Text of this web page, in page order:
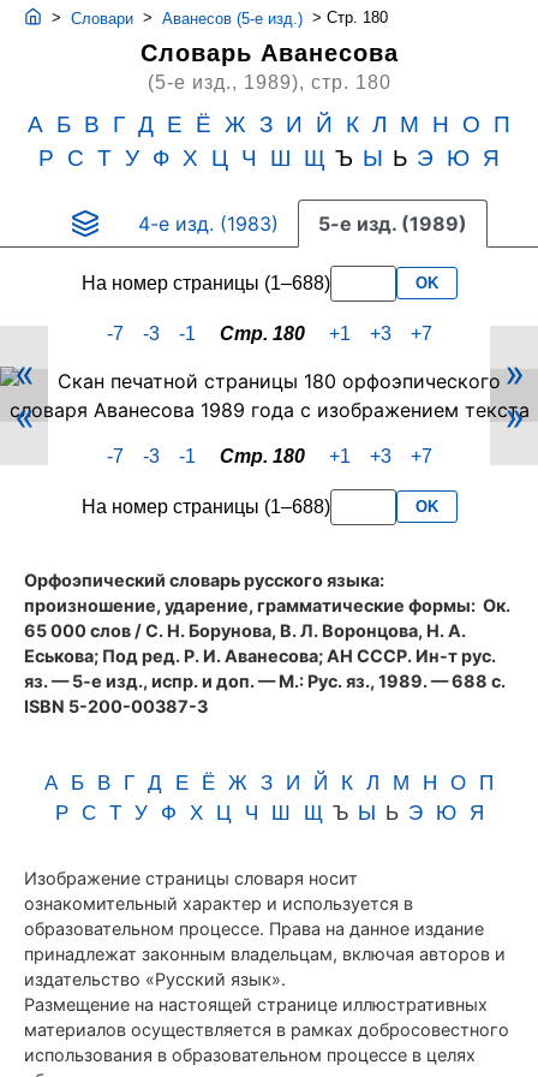
> Словари > Аванесов (5-е изд.) > Стр. 180
Словарь Аванесова
(5-е изд., 1989), стр. 180
А Б В Г Д Е Ё Ж З И Й К Л М Н О
П
Р
С Т У Ф Х Ц Ч Ш Щ Ъ Ы Ь Э Ю Я
4-е изд. (1983) 5-е изд. (1989)
На номер страницы (1–688) OK
-7 -3 -1 Стр. 180 +1 +3 +7
Скан
PDF-
страницы
180
Аванесова
«
»
«
»
-7 -3 -1 Стр. 180 +1 +3 +7
На номер страницы (1–688) OK
Орфоэпический словарь русского языка:
произношение, ударение, грамматические формы: Ок.
65 000 слов / С. Н. Борунова, В. Л. Воронцова, Н. А.
Еськова; Под ред. Р. И. Аванесова; АН СССР. Ин-т рус.
яз. — 5-е изд., испр. и доп. — М.: Рус. яз., 1989. — 688 с.
ISBN 5-200-00387-3
А Б В Г Д Е Ё Ж З И Й К Л М Н О П
Р С Т У Ф Х Ц Ч Ш Щ Ъ Ы Ь Э Ю Я
Изображение страницы словаря носит
ознакомительный характер и используется в
образовательном процессе. Права на данное издание
принадлежат законным владельцам, включая авторов и
издательство «Русский язык».
Размещение на настоящей странице иллюстративных
материалов осуществляется в рамках добросовестного
использования в образовательном процессе в целях